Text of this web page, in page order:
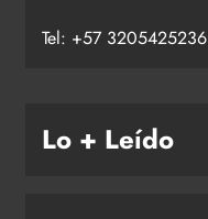
Tel: +57 3205425236
Lo + Leído